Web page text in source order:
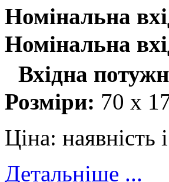
Номінальна
Номінальна
Вхідна
Розміри: 70 x
Ціна: наявність
Детальніше ...